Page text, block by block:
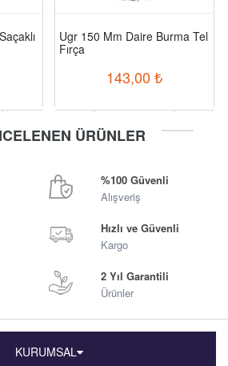
Ugr 150 Mm Daire Burma Tel
Fırça
143,00 ₺
ÜRÜNLER
%100 Güvenli
Alışveriş
Hızlı ve Güvenli
Kargo
2 Yıl Garantili
Ürünler
KURUMSAL